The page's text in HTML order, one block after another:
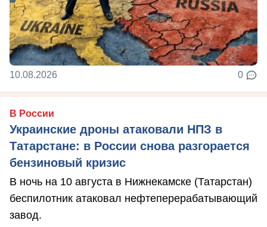
10.08.2026 0
В России
Украинские дроны атаковали НПЗ в
Татарстане: в России снова разгорается
бензиновый кризис
В ночь на 10 августа в Нижнекамске (Татарстан)
беспилотник атаковал нефтеперерабатывающий
завод.